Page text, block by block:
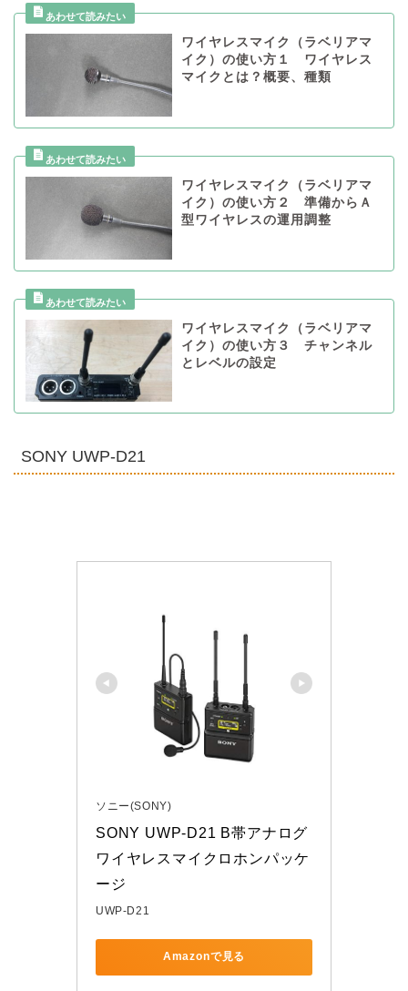
ワイヤレスマイク（ラベリアマ
イク）の使い方１ ワイヤレス
マイクとは？概要、種類
ワイヤレスマイク（ラベリアマ
イク）の使い方２ 準備からＡ
型ワイヤレスの運用調整
ワイヤレスマイク（ラベリアマ
イク）の使い方３ チャンネル
とレベルの設定
SONY UWP-D21
ソニー(SONY)
SONY UWP-D21 B帯アナログ
ワイヤレスマイクロホンパッケ
ージ
UWP-D21
Amazonで見る